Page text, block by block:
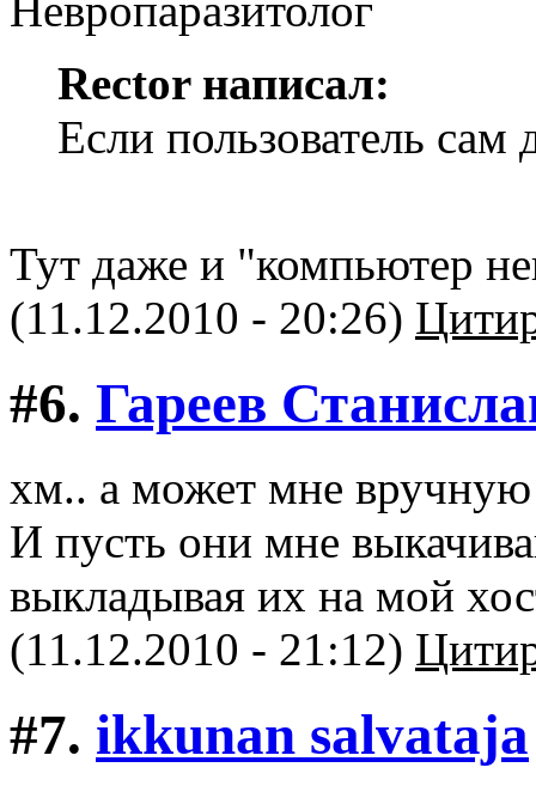
Rector написал:
Если пользователь сам
Тут даже и "компьютер
(11.12.2010 - 20:26)
#6. Гареев
хм.. а может мне вручную
И пусть они мне
выкладывая их на мой
(11.12.2010 - 21:12)
#7. ikkunan salvataja